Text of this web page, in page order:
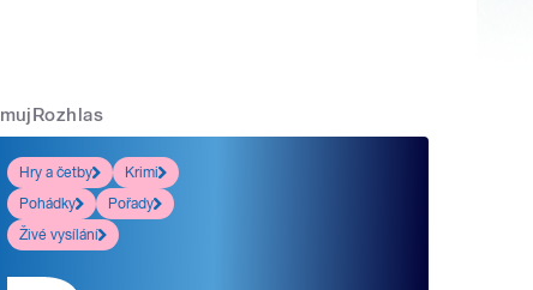
mujRozhlas
Hry a četby
Krimi
Pohádky
Pořady
Živé vysílání